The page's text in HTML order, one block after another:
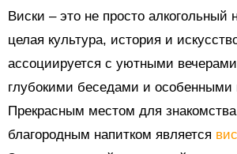
Виски – это не просто алкогольный
целая культура, история и
ассоциируется с уютными
глубокими беседами и
Прекрасным местом для
благородным напитком является